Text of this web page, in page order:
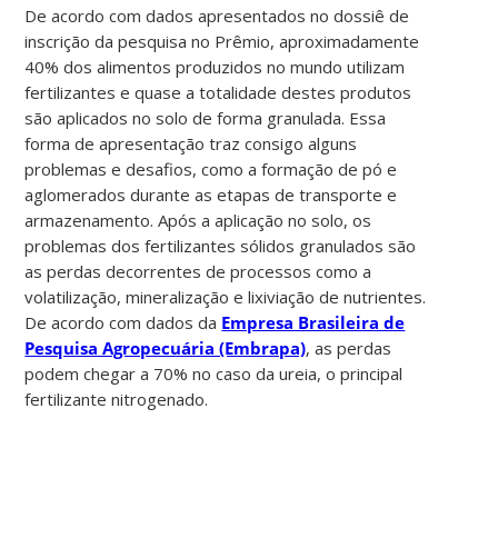
De acordo com dados apresentados no dossiê de
inscrição da pesquisa no Prêmio, aproximadamente
40% dos alimentos produzidos no mundo utilizam
fertilizantes e quase a totalidade destes produtos
são aplicados no solo de forma granulada. Essa
forma de apresentação traz consigo alguns
problemas e desafios, como a formação de pó e
aglomerados durante as etapas de transporte e
armazenamento. Após a aplicação no solo, os
problemas dos fertilizantes sólidos granulados são
as perdas decorrentes de processos como a
volatilização, mineralização e lixiviação de nutrientes.
De acordo com dados da Empresa Brasileira de
Pesquisa Agropecuária (Embrapa), as perdas
podem chegar a 70% no caso da ureia, o principal
fertilizante nitrogenado.